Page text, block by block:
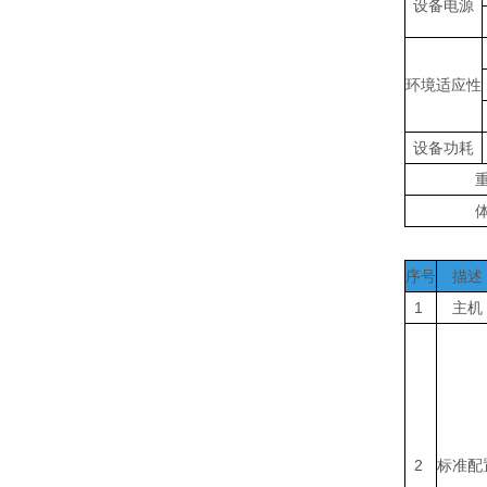
设备电源
环境适应性
设备功耗
序号
描述
1
主机
2 标准配